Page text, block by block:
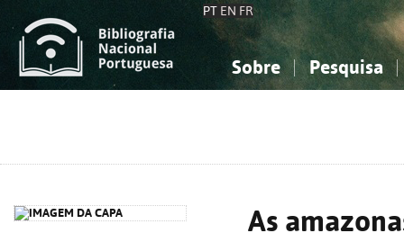
PT EN FR
Sobre Pesquisa
As